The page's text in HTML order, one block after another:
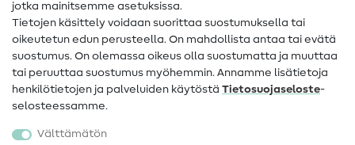
Tietoa omistajanvaihdoksesta
Peruutusoikeus
Suosittu
Kankaat
jotka mainitsemme asetuksissa.
Tietojen käsittely voidaan suorittaa suostumuksella tai
oikeutetun edun perusteella. On mahdollista antaa tai evätä
suostumus. On olemassa oikeus olla suostumatta ja muuttaa
tai peruuttaa suostumus myöhemmin. Annamme lisätietoja
henkilötietojen ja palveluiden käytöstä Tietosuojaseloste-
selosteessamme.
Välttämätön